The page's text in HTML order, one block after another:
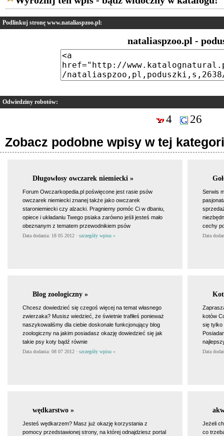
Podlinkuj stronę www.nataliaspzoo.pl:
nataliaspzoo.pl -
Odwiedziny robotów:
4 26
Zobacz podobne wpisy w tej
Długowłosy owczarek niemiecki »
Forum Owczarkopedia.pl poświęcone jest rasie psów
owczarek niemiecki znanej także jako owczarek
staroniemiecki czy alzacki. Pragniemy pomóc Ci w dbaniu,
opiece i układaniu Twego psiaka zarówno jeśli jesteś mało
obeznanym z tematem przewodnikiem psów
Data dodania: 18 05 2012 · szczegóły wpisu »
Serwis
cechy
Data
Blog zoologiczny »
Chcesz dowiedzieć się czegoś więcej na temat własnego
zwierzaka? Musisz wiedzieć, że świetnie trafiłeś ponieważ
naszykowaliśmy dla ciebie doskonale funkcjonujący blog
zoologiczny na jakim posiadasz okazję dowiedzieć się jak
takie psy koty bądź równie
Data dodania: 08 07 2012 · szczegóły wpisu »
kotów
się tylko
Data
wędkarstwo »
Jesteś wędkarzem? Masz już okazję korzystania z
pomocy przedstawionej strony, na której odnajdziesz portal
Jeżeli
co